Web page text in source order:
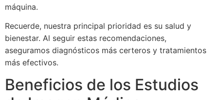
máquina.
Recuerde, nuestra principal prioridad es su salud y
bienestar. Al seguir estas recomendaciones,
aseguramos diagnósticos más certeros y tratamientos
más efectivos.
Beneficios de los Estudios